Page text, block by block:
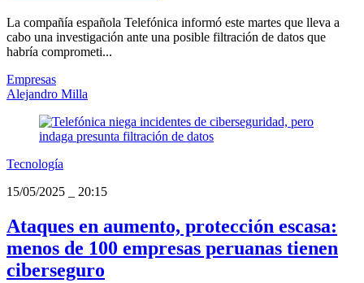
La compañía española Telefónica informó este martes que lleva a
cabo una investigación ante una posible filtración de datos que
habría comprometi...
Empresas
Alejandro Milla
Tecnología
15/05/2025
20:15
Ataques en aumento, protección escasa:
menos de 100 empresas peruanas tienen
ciberseguro